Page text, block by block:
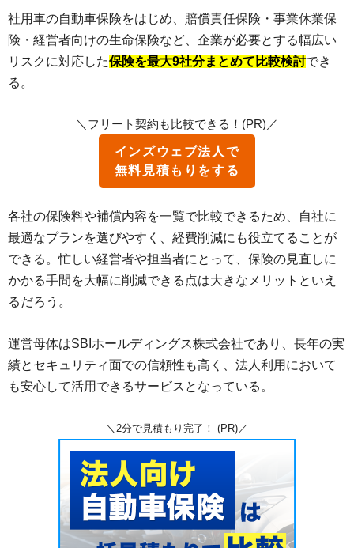
社用車の自動車保険をはじめ、賠償責任保険・事業休業保
険・経営者向けの生命保険など、企業が必要とする幅広い
リスクに対応した保険を最大9社分まとめて比較検討でき
る。
＼フリート契約も比較できる！(PR)／
インズウェブ法人で
無料見積もりをする
各社の保険料や補償内容を一覧で比較できるため、自社に
最適なプランを選びやすく、経費削減にも役立てることが
できる。忙しい経営者や担当者にとって、保険の見直しに
かかる手間を大幅に削減できる点は大きなメリットといえ
るだろう。
運営母体はSBIホールディングス株式会社であり、長年の実
績とセキュリティ面での信頼性も高く、法人利用において
も安心して活用できるサービスとなっている。
＼2分で見積もり完了！ (PR)／